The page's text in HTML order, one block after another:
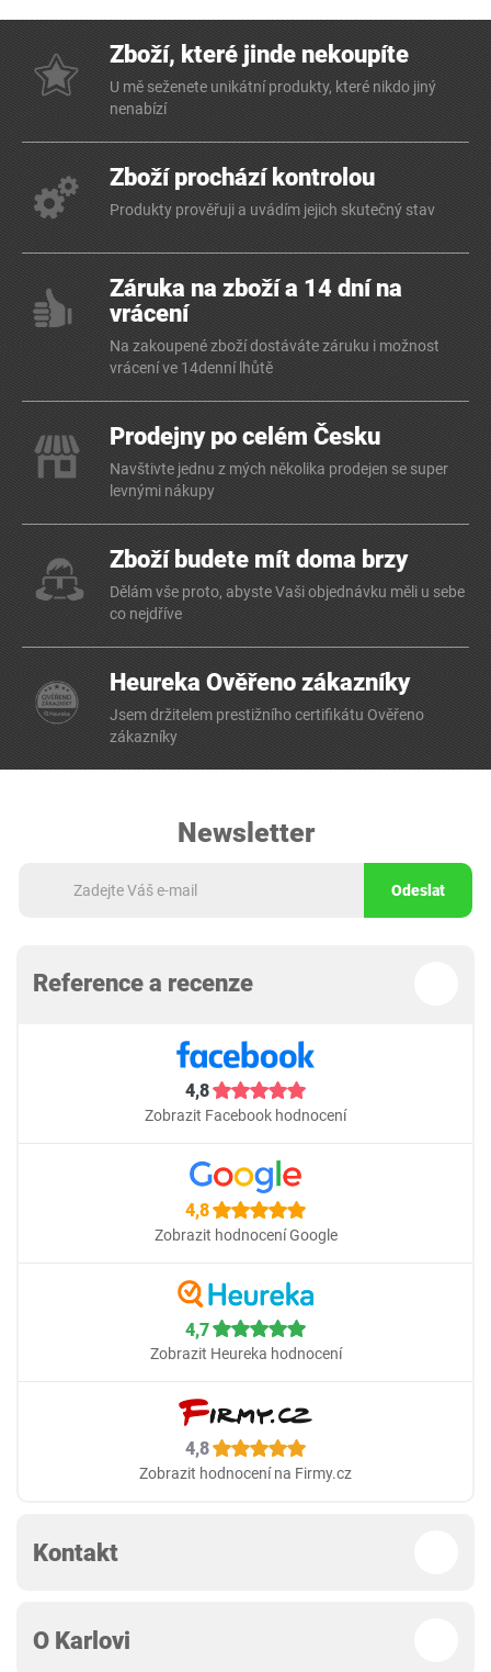
Zboží, které jinde nekoupíte
U mě seženete unikátní produkty, které nikdo jiný
nenabízí
Zboží prochází kontrolou
Produkty prověřuji a uvádím jejich skutečný stav
Záruka na zboží a 14 dní na
vrácení
Na zakoupené zboží dostáváte záruku i možnost
vrácení ve 14denní lhůtě
Prodejny po celém Česku
Navštivte jednu z mých několika prodejen se super
levnými nákupy
Zboží budete mít doma brzy
Dělám vše proto, abyste Vaši objednávku měli u sebe
co nejdříve
Heureka Ověřeno zákazníky
Jsem držitelem prestižního certifikátu Ověřeno
zákazníky
Newsletter
Odeslat
Reference a recenze
4,8
Zobrazit Facebook hodnocení
4,8
Zobrazit hodnocení Google
4,7
Zobrazit Heureka hodnocení
4,8
Zobrazit hodnocení na Firmy.cz
Kontakt
O Karlovi